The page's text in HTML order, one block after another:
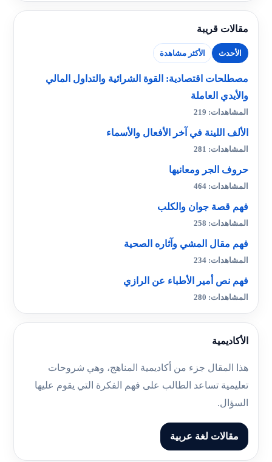
مقالات قريبة
الأحدث الأكثر مشاهدة
مصطلحات اقتصادية: القوة الشرائية والتداول المالي
والأيدي العاملة
المشاهدات: 219
الألف اللينة في آخر الأفعال والأسماء
المشاهدات: 281
حروف الجر ومعانيها
المشاهدات: 464
فهم قصة جوان والكلب
المشاهدات: 258
فهم مقال المشي وآثاره الصحية
المشاهدات: 234
فهم نص أمير الأطباء عن الرازي
المشاهدات: 280
الأكاديمية
هذا المقال جزء من أكاديمية المناهج، وهي شروحات
تعليمية تساعد الطالب على فهم الفكرة التي يقوم عليها
السؤال.
مقالات لغة عربية